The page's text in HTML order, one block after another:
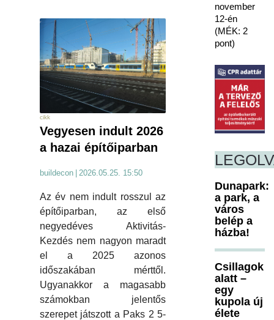
cikk
Vegyesen indult 2026
a hazai építőiparban
buildecon | 2026.05.25. 15:50
Az év nem indult rosszul az
építőiparban, az első
negyedéves Aktivitás-
Kezdés nem nagyon maradt
el a 2025 azonos
időszakában mérttől.
Ugyanakkor a magasabb
számokban jelentős
szerepet játszott a Paks 2 5-
november
12-én
(MÉK: 2
pont)
Dunapark:
a park, a
város
belép a
házba!
Csillagok
alatt –
egy
kupola új
élete